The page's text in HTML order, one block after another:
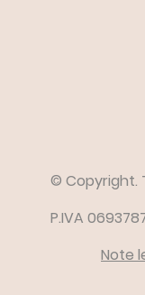
© Copyright.
P.IVA
Note